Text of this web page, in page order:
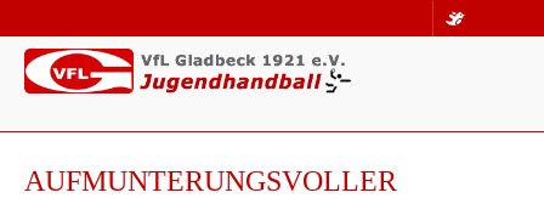
AUFMUNTERUNGSVOLLER